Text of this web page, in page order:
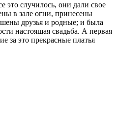
это случилось, они дали свое
в зале огни, принесены
друзья и родные; и была
настоящая свадьба. А первая
за это прекрасные платья